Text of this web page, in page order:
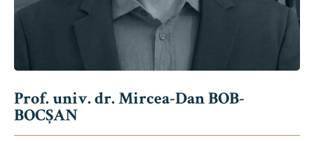
Prof. univ. dr. Mircea-Dan BOB-
BOCȘAN